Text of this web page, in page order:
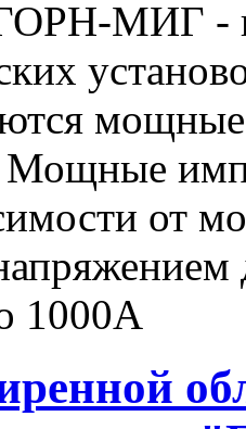
МИГ -
Мощные
от
1000А